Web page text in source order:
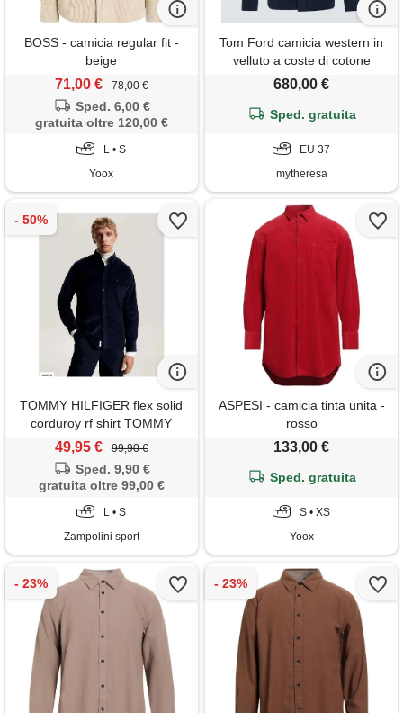
BOSS - camicia regular fit -
beige
71,00 € 78,00 €
Sped. 6,00 €
gratuita oltre 120,00 €
L • S
Yoox
Tom Ford camicia western in
velluto a coste di cotone
680,00 €
Sped. gratuita
EU 37
mytheresa
TOMMY HILFIGER flex solid
corduroy rf shirt TOMMY
HILFIGER, desert sky
49,95 € 99,90 €
Sped. 9,90 €
gratuita oltre 99,00 €
L • S
Zampolini sport
ASPESI - camicia tinta unita -
rosso
133,00 €
Sped. gratuita
S • XS
Yoox